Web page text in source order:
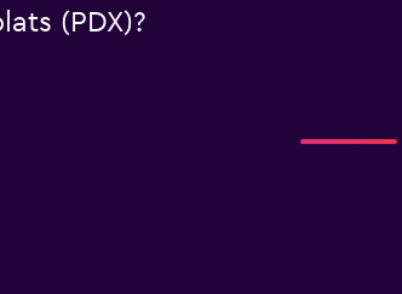
(PDX)?